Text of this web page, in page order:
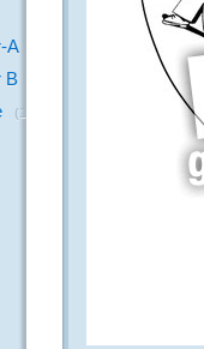
A
B
(1142)